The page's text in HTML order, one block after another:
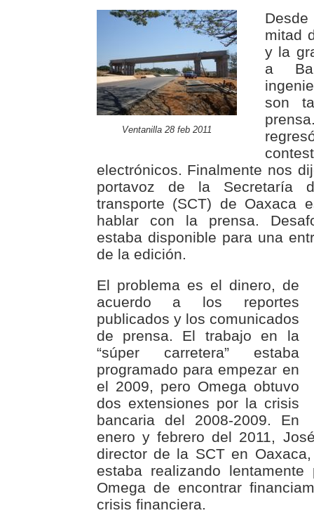
Ventanilla 28 feb 2011
mitad
y la
a
son
electrónicos. Finalmente nos
portavoz de la Secretaría
transporte (SCT) de Oaxaca
hablar con la prensa.
estaba disponible para una
de la edición.
El problema es el dinero, de
acuerdo a los reportes
publicados y los comunicados
de prensa. El trabajo en la
“súper carretera” estaba
programado para empezar en
el 2009, pero Omega obtuvo
dos extensiones por la crisis
bancaria del 2008-2009. En
enero y febrero del 2011,
director de la SCT en
estaba realizando
Omega de encontrar
crisis financiera.